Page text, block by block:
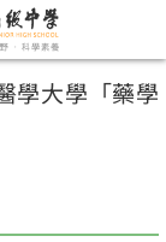
學大學「藥學